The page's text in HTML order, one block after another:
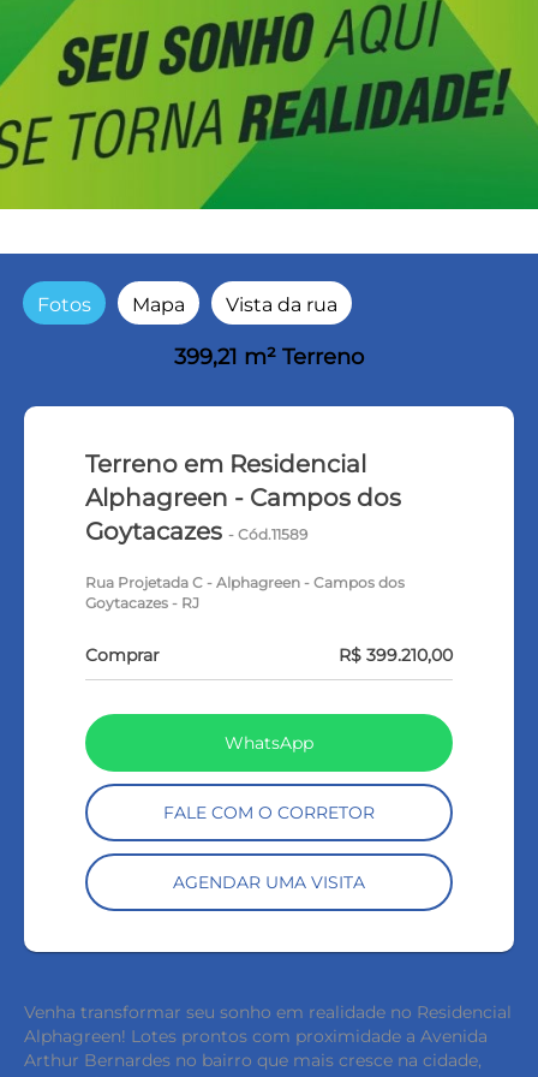
Fotos Mapa Vista da rua
399,21 m² Terreno
Terreno em Residencial
Alphagreen - Campos dos
Goytacazes - Cód.11589
Rua Projetada C - Alphagreen - Campos dos
Goytacazes - RJ
Comprar R$ 399.210,00
WhatsApp
FALE COM O CORRETOR
AGENDAR UMA VISITA
Venha transformar seu sonho em realidade no Residencial
Alphagreen! Lotes prontos com proximidade a Avenida
Arthur Bernardes no bairro que mais cresce na cidade,